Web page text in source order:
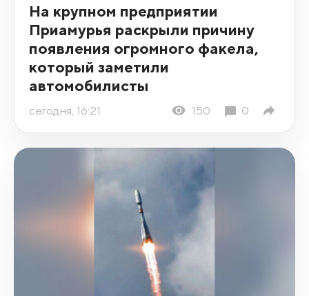
На крупном предприятии
Приамурья раскрыли причину
появления огромного факела,
который заметили
автомобилисты
сегодня, 16:21 150 0